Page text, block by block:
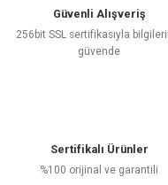
Güvenli Alışveriş
256bit SSL sertifikasıyla
güvende
Sertifikalı Ürünler
%100 orijinal ve garantili